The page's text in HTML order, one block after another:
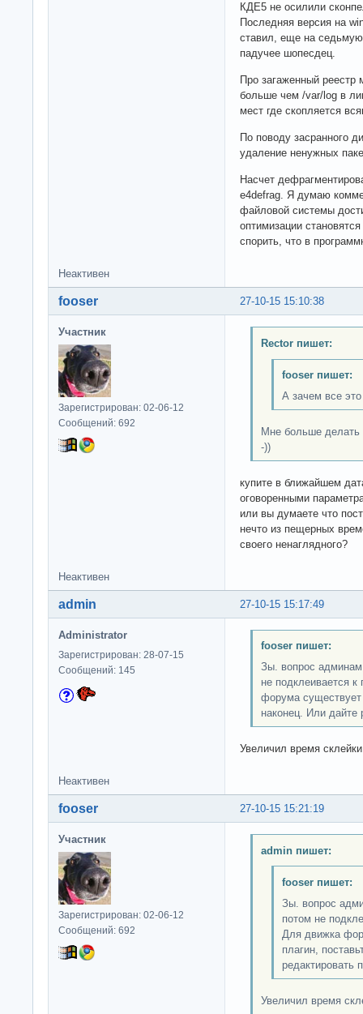
КДЕ5 не осилили
Последняя версия на
ставил, еще на
падучее шопесдец.
Про загаженный реестр
больше чем /var/log в
мест где скопляется
По поводу засранного
удаление ненужных
Насчет
e4defrag. Я думаю
файловой системы
оптимизации
спорить, что в
Неактивен
27-10-15 15:10:38
fooser
Участник
Зарегистрирован: 02-06-12
Сообщений: 692
Rector пишет:
fooser пишет:
А зачем все
Мне больше делать
-))
купите в ближайшем
оговоренными
или вы думаете что
нечто из пещерных
своего ненаглядного?
Неактивен
27-10-15 15:17:49
admin
Administrator
Зарегистрирован: 28-07-15
Сообщений: 145
fooser пишет:
Зы. вопрос
не подклеивается
форума существует
наконец. Или дайте
Увеличил время
Неактивен
27-10-15 15:21:19
fooser
Участник
Зарегистрирован: 02-06-12
Сообщений: 692
admin пишет:
fooser пишет:
Зы. вопрос
потом не
Для движка
плагин,
редактировать
Увеличил время